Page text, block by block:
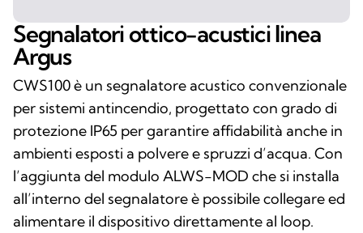
Segnalatori ottico-acustici linea
Argus
CWS100 è un segnalatore acustico convenzionale
per sistemi antincendio, progettato con grado di
protezione IP65 per garantire affidabilità anche in
ambienti esposti a polvere e spruzzi d’acqua. Con
l’aggiunta del modulo ALWS-MOD che si installa
all’interno del segnalatore è possibile collegare ed
alimentare il dispositivo direttamente al loop.